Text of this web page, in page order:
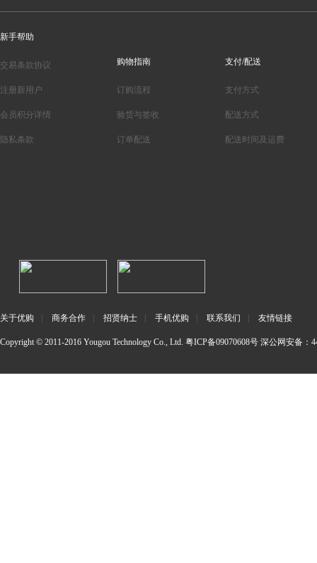
新手帮助
交易条款协议
注册新用户
会员积分详情
隐私条款
购物指南
订购流程
验货与签收
订单配送
支付/配送
支付方式
配送方式
配送时间及运费
关于优购 商务合作 招贤纳士 手机优购 联系我们 友情链接
Copyright © 2011-2016 Yougou Technology Co., Ltd. 粤ICP备09070608号 深公网安备：